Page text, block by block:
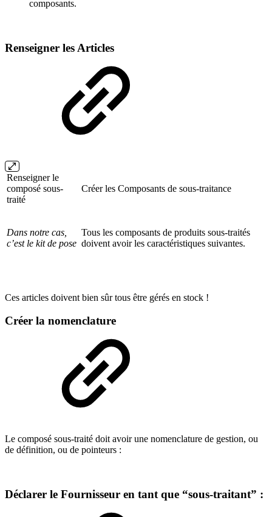
composants.
Renseigner les Articles
Renseigner le
composé sous-
traité
Créer les Composants de sous-traitance
Dans notre cas,
c’est le kit de pose
Tous les composants de produits sous-traités
doivent avoir les caractéristiques suivantes.
Ces articles doivent bien sûr tous être gérés en stock !
Créer la nomenclature
Le composé sous-traité doit avoir une nomenclature de gestion, ou
de définition, ou de pointeurs :
Déclarer le Fournisseur en tant que “sous-traitant” :